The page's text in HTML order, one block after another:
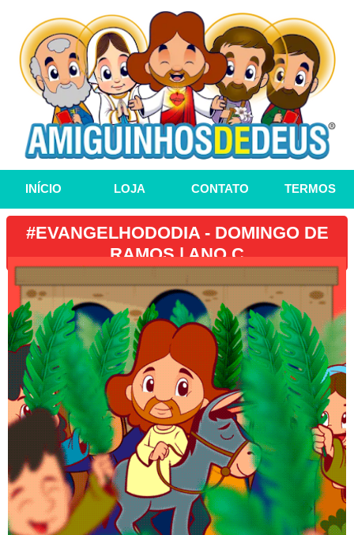
INÍCIO LOJA CONTATO TERMOS
#EVANGELHODODIA - DOMINGO DE
RAMOS | ANO C